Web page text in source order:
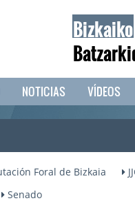
Bizkaiko
NOTICIAS VÍDEOS
Foral de Bizkaia
Senado